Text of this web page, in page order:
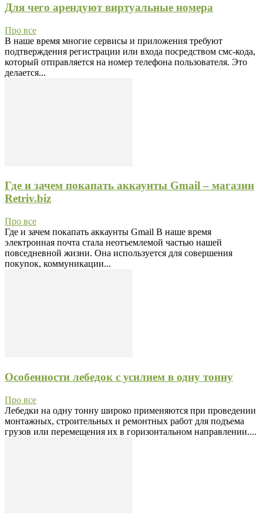
Для чего арендуют виртуальные номера
Про все
В наше время многие сервисы и приложения требуют
подтверждения регистрации или входа посредством смс-кода,
который отправляется на номер телефона пользователя. Это
делается...
Где и зачем покапать аккаунты Gmail – магазин
Retriv.biz
Про все
Где и зачем покапать аккаунты Gmail В наше время
электронная почта стала неотъемлемой частью нашей
повседневной жизни. Она используется для совершения
покупок, коммуникации...
Особенности лебедок с усилием в одну тонну
Про все
Лебедки на одну тонну широко применяются при проведении
монтажных, строительных и ремонтных работ для подъема
грузов или перемещения их в горизонтальном направлении....